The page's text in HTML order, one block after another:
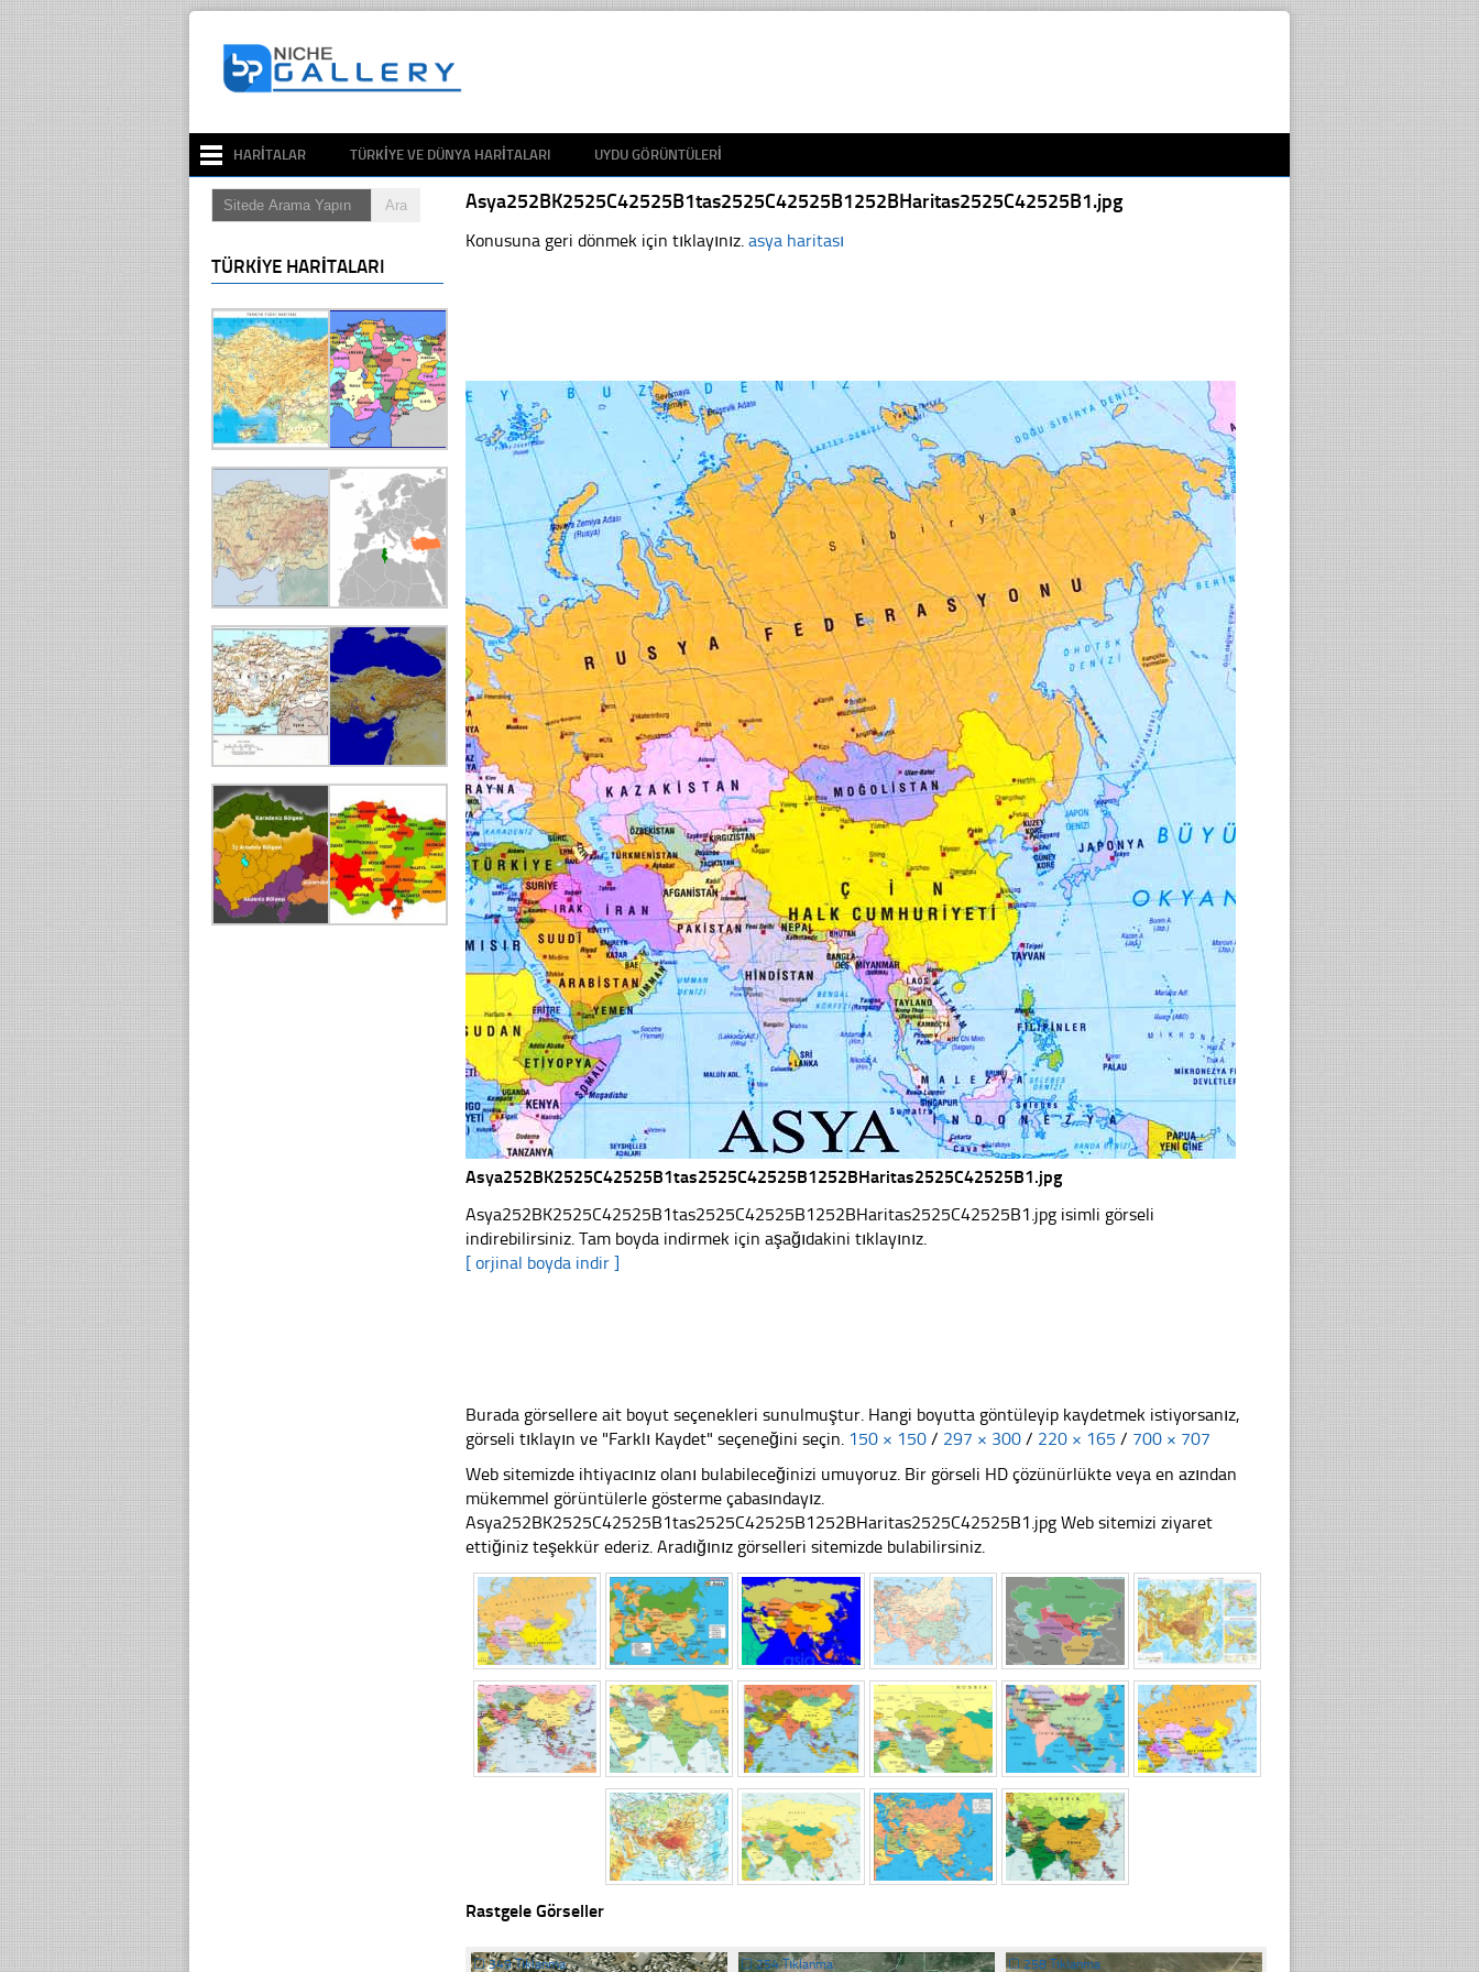
HARITALAR TÜRKIYE VE DÜNYA HARITALARI UYDU GÖRÜNTÜLERI
Asya252BK2525C42525B1tas2525C42525B1252BHaritas2525C42525B1.jpg
Konusuna geri dönmek için tıklayınız.asya haritası
Asya252BK2525C42525B1tas2525C42525B1252BHaritas2525C42525B1.jpg
Asya252BK2525C42525B1tas2525C42525B1252BHaritas2525C42525B1.jpg isimli görseli
indirebilirsiniz. Tam boyda indirmek için aşağıdakini tıklayınız.
[ orjinal boyda indir ]
Burada görsellere ait boyut seçenekleri sunulmuştur. Hangi boyutta göntüleyip kaydetmek istiyorsanız,
görseli tıklayın ve "Farklı Kaydet" seçeneğini seçin. 150 × 150 / 297 × 300 / 220 × 165 / 700 × 707
Web sitemizde ihtiyacınız olanı bulabileceğinizi umuyoruz. Bir görseli HD çözünürlükte veya en azından
mükemmel görüntülerle gösterme çabasındayız.
Asya252BK2525C42525B1tas2525C42525B1252BHaritas2525C42525B1.jpg Web sitemizi ziyaret
ettiğiniz teşekkür ederiz. Aradığınız görselleri sitemizde bulabilirsiniz.
Rastgele Görseller
☐349 Tıklanma ☐254 Tıklanma ☐ 258 Tıklanma
TÜRKIYE HARITALARI